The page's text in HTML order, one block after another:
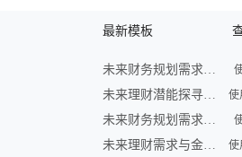
最新模板
未来财务规划需求调查
未来理财潜能探寻调查 使
未来财务规划需求调查
未来理财需求与金融形势调查 使